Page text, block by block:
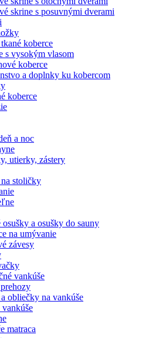
skrine s posuvnými dverami
koberce
s vysokým vlasom
koberce
a doplnky ku kobercom
koberce
a noc
utierky, zástery
stoličky
osušky a osušky do sauny
na umývanie
závesy
vankúše
obliečky na vankúše
vankúše
matraca